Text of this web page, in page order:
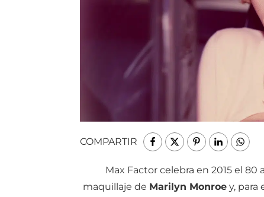
COMPARTIR
Max Factor celebra en 2015 el
maquillaje de Marilyn Monroe y, para